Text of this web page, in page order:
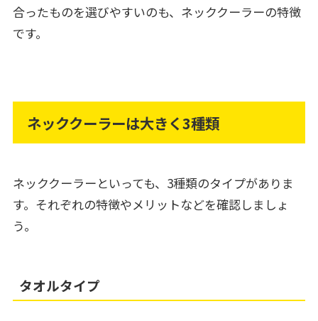
合ったものを選びやすいのも、ネッククーラーの特徴
です。
ネッククーラーは大きく3種類
ネッククーラーといっても、3種類のタイプがありま
す。それぞれの特徴やメリットなどを確認しましょ
う。
タオルタイプ